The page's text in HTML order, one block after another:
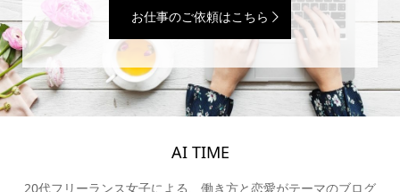
お仕事のご依頼はこちら
AI TIME
20代フリーランス女子による、働き方と恋愛がテーマのブログ